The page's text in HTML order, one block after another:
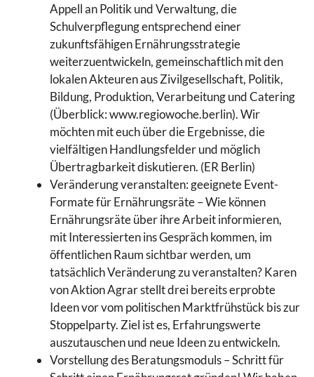
Appell an Politik und Verwaltung, die
Schulverpflegung entsprechend einer
zukunftsfähigen Ernährungsstrategie
weiterzuentwickeln, gemeinschaftlich mit den
lokalen Akteuren aus Zivilgesellschaft, Politik,
Bildung, Produktion, Verarbeitung und Catering
(Überblick: www.regiowoche.berlin). Wir
möchten mit euch über die Ergebnisse, die
vielfältigen Handlungsfelder und möglich
Übertragbarkeit diskutieren. (ER Berlin)
Veränderung veranstalten: geeignete Event-
Formate für Ernährungsräte – Wie können
Ernährungsräte über ihre Arbeit informieren,
mit Interessierten ins Gespräch kommen, im
öffentlichen Raum sichtbar werden, um
tatsächlich Veränderung zu veranstalten? Karen
von Aktion Agrar stellt drei bereits erprobte
Ideen vor vom politischen Marktfrühstück bis zur
Stoppelparty. Ziel ist es, Erfahrungswerte
auszutauschen und neue Ideen zu entwickeln.
Vorstellung des Beratungsmoduls – Schritt für